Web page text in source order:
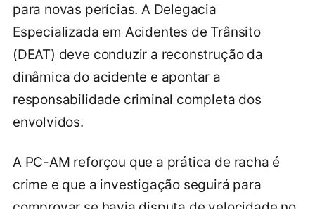
para novas perícias. A Delegacia
Especializada em Acidentes de Trânsito
(DEAT) deve conduzir a reconstrução da
dinâmica do acidente e apontar a
responsabilidade criminal completa dos
envolvidos.
A PC-AM reforçou que a prática de racha é
crime e que a investigação seguirá para